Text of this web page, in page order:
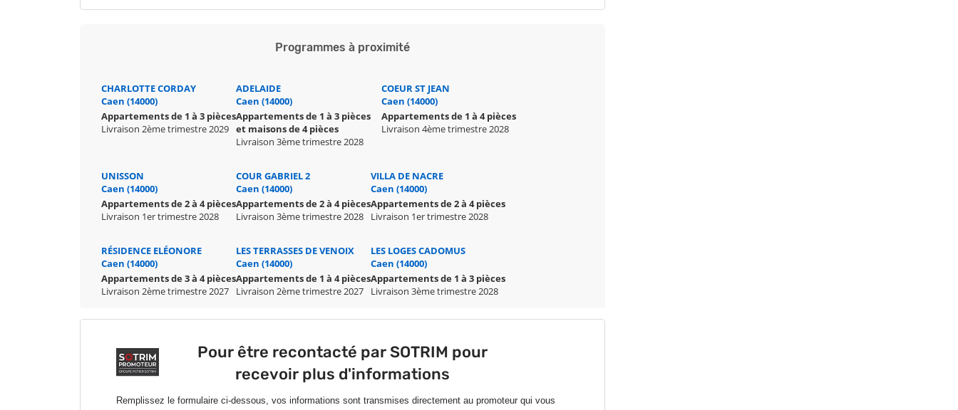
Programmes à proximité
CHARLOTTE CORDAY
Caen (14000)
Appartements de 1 à 3 pièces
Livraison 2ème trimestre 2029
ADELAIDE
Caen (14000)
Appartements de 1 à 3 pièces
et maisons de 4 pièces
Livraison 3ème trimestre 2028
COEUR ST JEAN
Caen (14000)
Appartements de 1 à 4 pièces
Livraison 4ème trimestre 2028
UNISSON
Caen (14000)
Appartements de 2 à 4 pièces
Livraison 1er trimestre 2028
COUR GABRIEL 2
Caen (14000)
Appartements de 2 à 4 pièces
Livraison 3ème trimestre 2028
VILLA DE NACRE
Caen (14000)
Appartements de 2 à 4 pièces
Livraison 1er trimestre 2028
RÉSIDENCE ELÉONORE
Caen (14000)
Appartements de 3 à 4 pièces
Livraison 2ème trimestre 2027
LES TERRASSES DE VENOIX
Caen (14000)
Appartements de 1 à 4 pièces
Livraison 2ème trimestre 2027
LES LOGES CADOMUS
Caen (14000)
Appartements de 1 à 3 pièces
Livraison 3ème trimestre 2028
Pour être recontacté par SOTRIM pour
recevoir plus d'informations
Remplissez le formulaire ci-dessous, vos informations sont transmises directement au promoteur qui vous